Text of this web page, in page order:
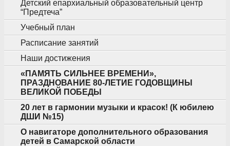
Детский епархиальный образовательный центр
“Предтеча”
Учебный план
Расписание занятий
Наши достижения
«ПАМЯТЬ СИЛЬНЕЕ ВРЕМЕНИ»,
ПРАЗДНОВАНИЕ 80-ЛЕТИЕ ГОДОВЩИНЫ
ВЕЛИКОЙ ПОБЕДЫ
20 лет в гармонии музыки и красок! (К юбилею
ДШИ №15)
О навигаторе дополнительного образования
детей в Самарской области